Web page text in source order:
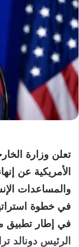
تعلن وزارة
الأمريكية عن
في خطوة
في إطار تطبيق
الرئيس دونالد